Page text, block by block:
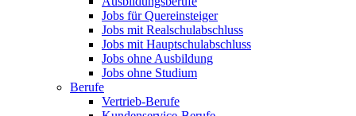
Jobs für Quereinsteiger
Jobs mit Realschulabschluss
Jobs mit Hauptschulabschluss
Jobs ohne Ausbildung
Jobs ohne Studium
Berufe
Vertrieb-Berufe